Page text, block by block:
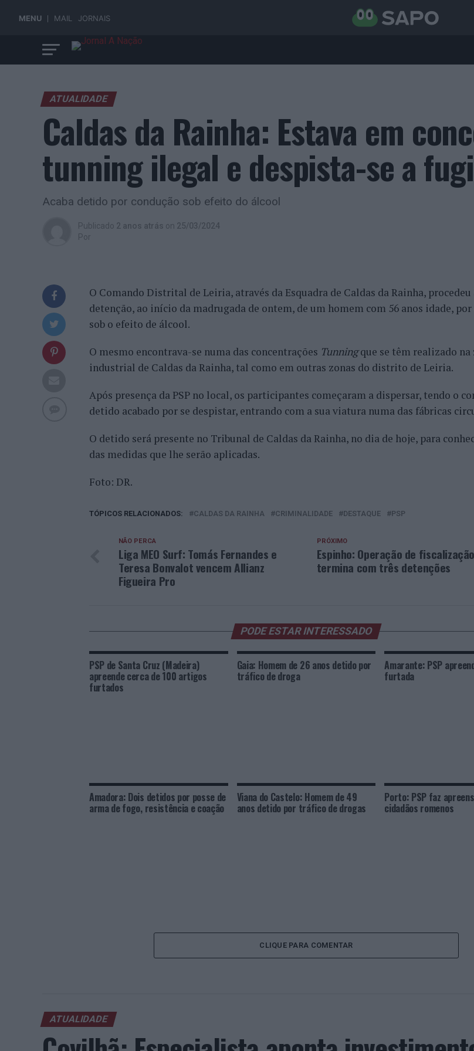
MENU MAIL JORNAIS
ATUALIDADE
Caldas da Rainha: Estava em
tunning ilegal e despista-se a
Acaba detido por condução sob efeito do álcool
Publicado 2 anos atrás on 25/03/2024
Por
O Comando Distrital de Leiria, através da Esquadra de Caldas da Rainha, procedeu
detenção, ao início da madrugada de ontem, de um homem com 56 anos idade,
sob o efeito de álcool.
O mesmo encontrava-se numa das concentrações Tunningque se têm realizado na
industrial de Caldas da Rainha, tal como em outras zonas do distrito de Leiria.
Após presença da PSP no local, os participantes começaram a dispersar, tendo o
detido acabado por se despistar, entrando com a sua viatura numa das fábricas
O detido será presente no Tribunal de Caldas da Rainha, no dia de hoje, para
das medidas que lhe serão aplicadas.
Foto: DR.
TÓPICOS RELACIONADOS: CALDAS DA RAINHA CRIMINALIDADE DESTAQUE PSP
PRÓXIMO
Espinho: Operação de fiscalização
termina com três detenções
NÃO PERCA
Liga MEO Surf: Tomás Fernandes e
Teresa Bonvalot vencem Allianz
Figueira Pro
PODE ESTAR INTERESSADO
PSP de Santa Cruz (Madeira)
apreende cerca de 100 artigos
furtados
Gaia: Homem de 26 anos detido por
tráfico de droga
Amarante: PSP
furtada
Amadora: Dois detidos por posse de
arma de fogo, resistência e coação
Viana do Castelo: Homem de 49
anos detido por tráfico de drogas
Porto: PSP faz
cidadãos romenos
CLIQUE PARA COMENTAR
ATUALIDADE